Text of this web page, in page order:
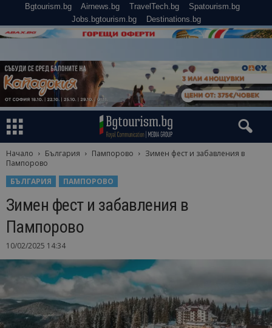
Bgtourism.bg Airnews.bg TravelTech.bg
Spatourism.bg
Jobs.bgtourism.bg
Destinations.bg
Начало България Пампорово
Зимен фест и забавления в
Пампорово
БЪЛГАРИЯ
ПАМПОРОВО
Зимен фест и забавления в
Пампорово
10/02/2025 14:34